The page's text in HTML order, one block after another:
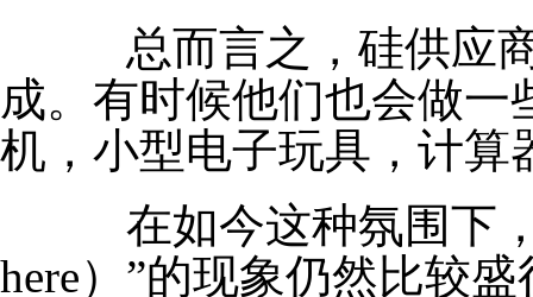
总而言之，硅供应商
成。有时候他们也会做
机，小型电子玩具，计算
在如今这种氛围下，
here）”的现象仍然比较